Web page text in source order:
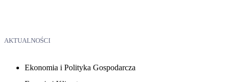
AKTUALNOŚCI
Ekonomia i Polityka Gospodarcza